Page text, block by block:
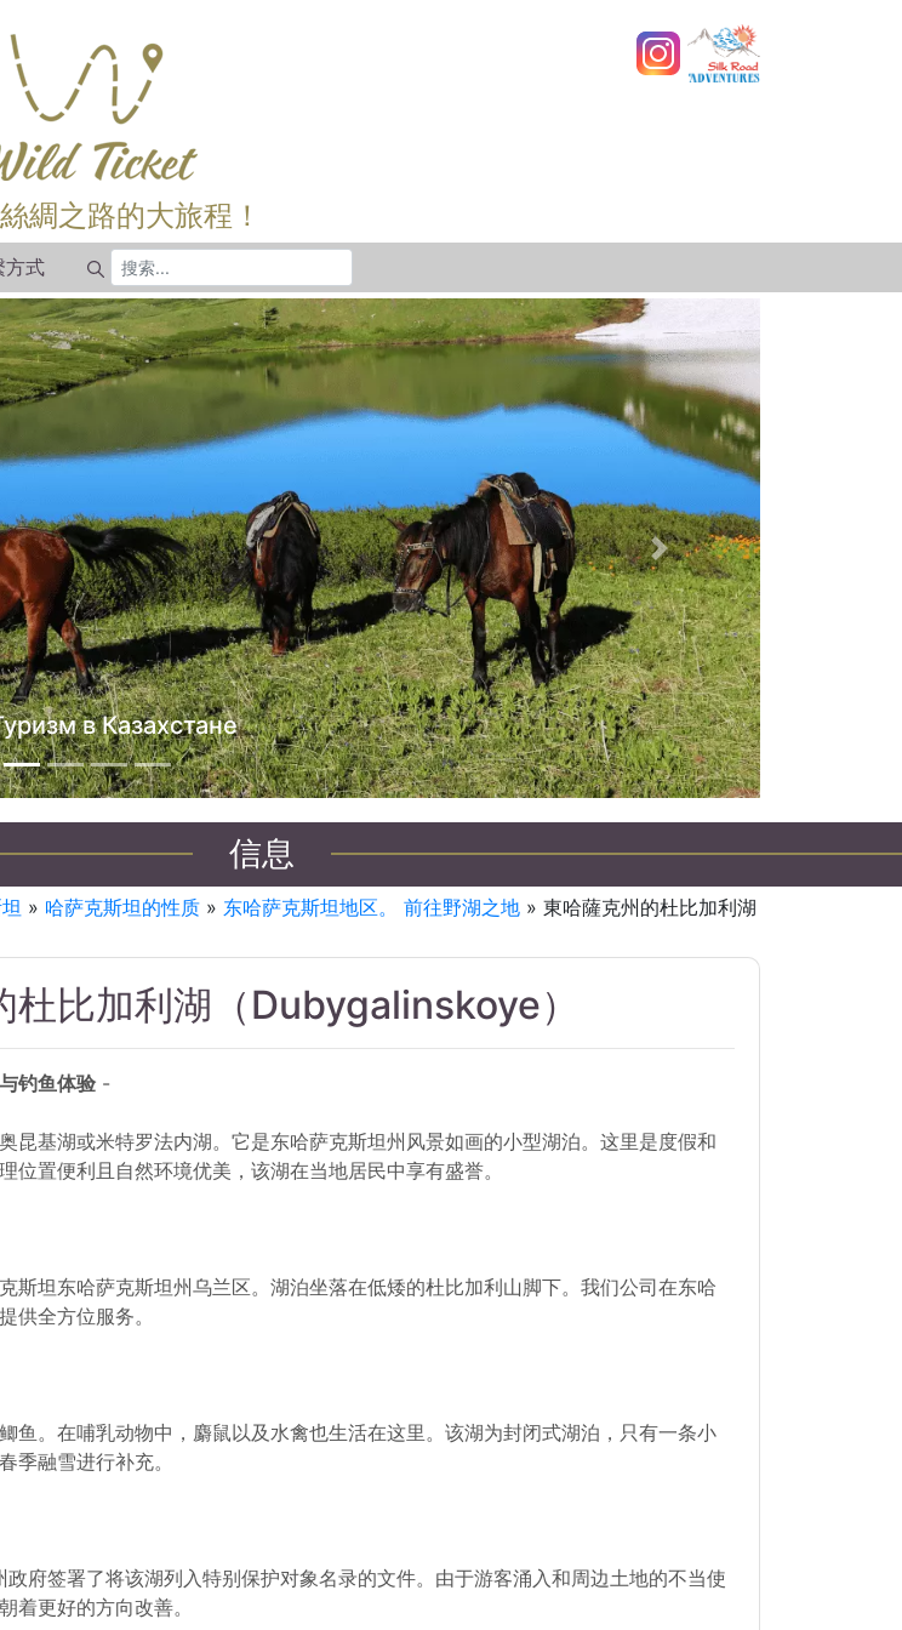
綢之路的大旅程！
方式
克斯坦吉普车之旅
下一個
信息
» 哈萨克斯坦的性质 » 东哈萨克斯坦地区。 前往野湖之地 » 東哈薩克州的杜比加利湖
杜比加利湖（Dubygalinskoye）
钓鱼体验 -
昆基湖或米特罗法内湖。它是东哈萨克斯坦州风景如画的小型湖泊。这里是度假和
位置便利且自然环境优美，该湖在当地居民中享有盛誉。
斯坦东哈萨克斯坦州乌兰区。湖泊坐落在低矮的杜比加利山脚下。我们公司在东哈
供全方位服务。
鱼。在哺乳动物中，麝鼠以及水禽也生活在这里。该湖为封闭式湖泊，只有一条小
季融雪进行补充。
府签署了将该湖列入特别保护对象名录的文件。由于游客涌入和周边土地的不当使
着更好的方向改善。